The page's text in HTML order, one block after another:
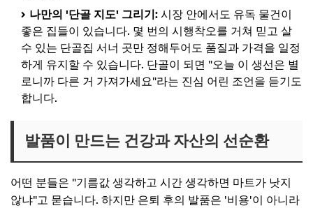
나만의 '단골 지도' 그리기: 시장 안에서도 유독 물건이
좋은 집들이 있습니다. 몇 번의 시행착오를 거쳐 믿고 살
수 있는 단골집 서너 곳만 정해두어도 품질과 가격을 일정
하게 유지할 수 있습니다. 단골이 되면 "오늘 이 생선은 별
로니까 다른 거 가져가세요"라는 진심 어린 조언을 듣기도
합니다.
발품이 만드는 건강과 자산의 선순환
어떤 분들은 "기름값 생각하고 시간 생각하면 마트가 낫지
않냐"고 묻습니다. 하지만 은퇴 후의 발품은 '비용'이 아니라